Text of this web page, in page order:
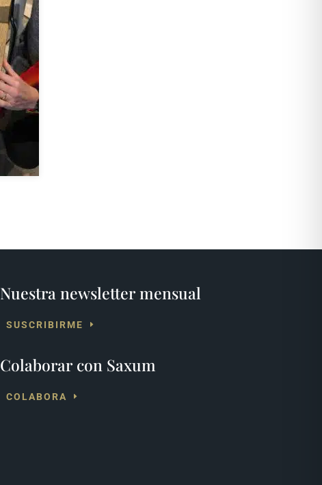
Nuestra newsletter mensual
SUSCRIBIRME
Colaborar con Saxum
COLABORA